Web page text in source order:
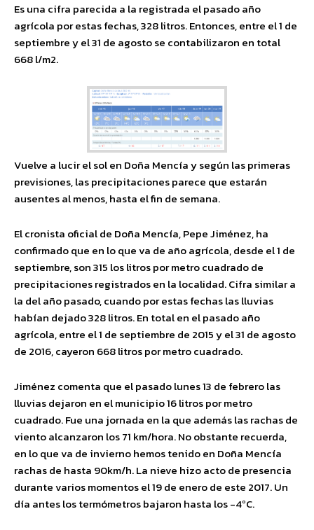
Es una cifra parecida a la registrada el pasado año
agrícola por estas fechas, 328 litros. Entonces, entre el 1 de
septiembre y el 31 de agosto se contabilizaron en total
668 l/m2.
Vuelve a lucir el sol en Doña Mencía y según las primeras
previsiones, las precipitaciones parece que estarán
ausentes al menos, hasta el fin de semana.
El cronista oficial de Doña Mencía, Pepe Jiménez, ha
confirmado que en lo que va de año agrícola, desde el 1 de
septiembre, son 315 los litros por metro cuadrado de
precipitaciones registrados en la localidad. Cifra similar a
la del año pasado, cuando por estas fechas las lluvias
habían dejado 328 litros. En total en el pasado año
agrícola, entre el 1 de septiembre de 2015 y el 31 de agosto
de 2016, cayeron 668 litros por metro cuadrado.
Jiménez comenta que el pasado lunes 13 de febrero las
lluvias dejaron en el municipio 16 litros por metro
cuadrado. Fue una jornada en la que además las rachas de
viento alcanzaron los 71 km/hora. No obstante recuerda,
en lo que va de invierno hemos tenido en Doña Mencía
rachas de hasta 90km/h. La nieve hizo acto de presencia
durante varios momentos el 19 de enero de este 2017. Un
día antes los termómetros bajaron hasta los -4ºC.